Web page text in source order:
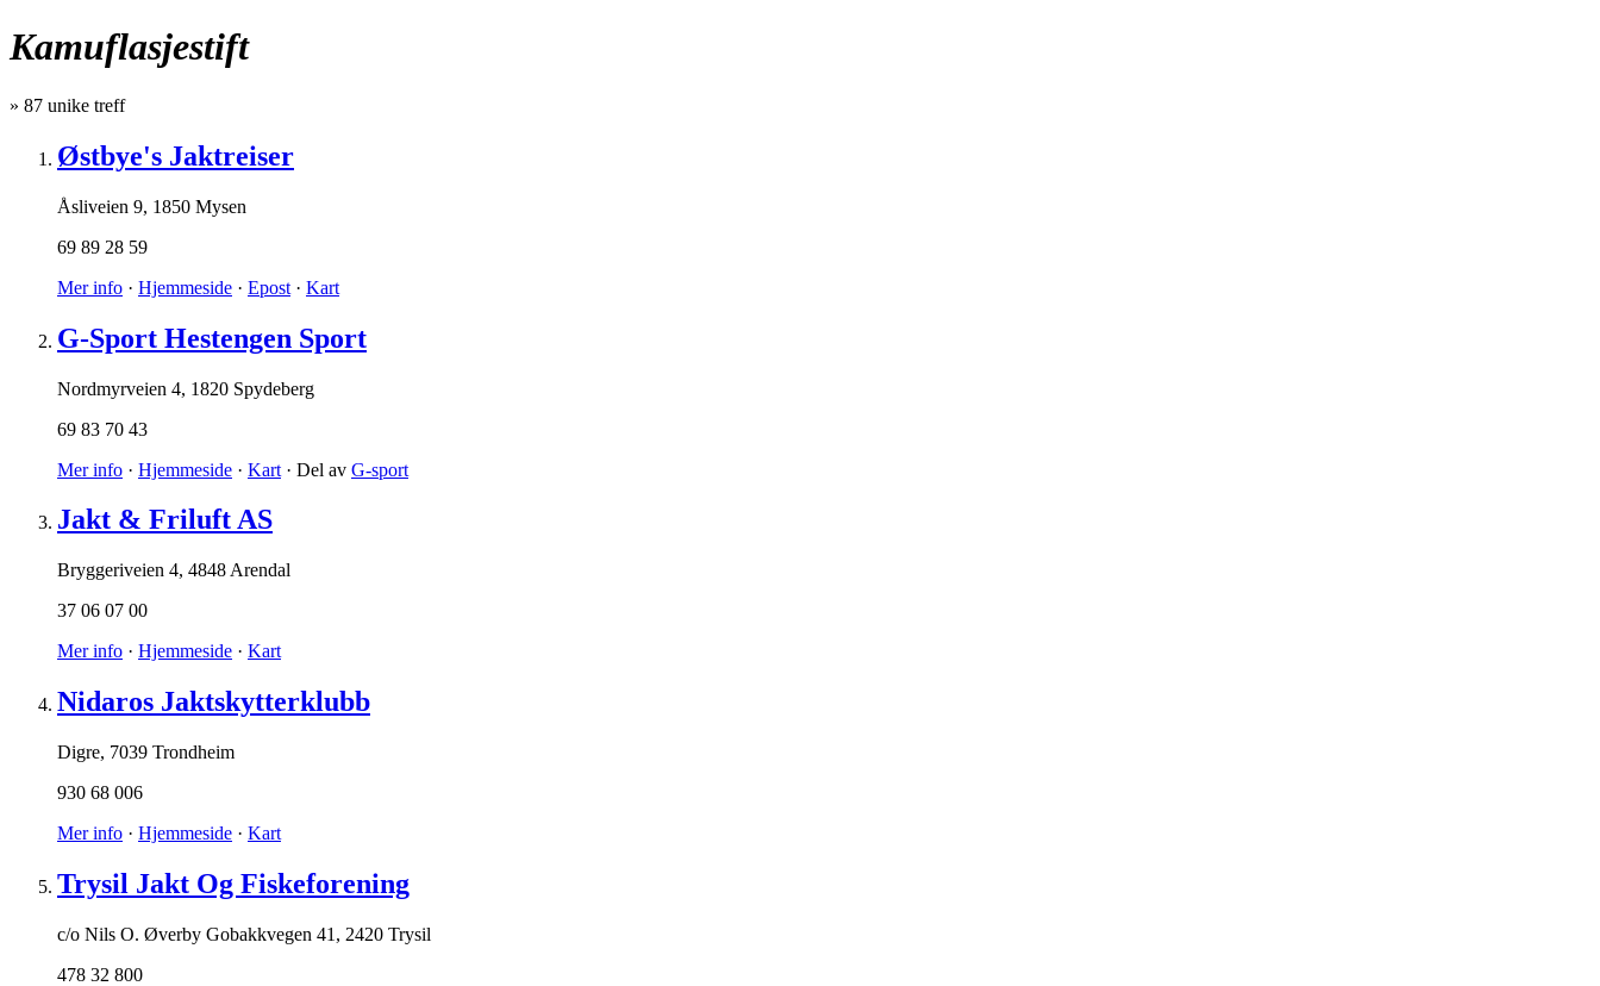
Kamuflasjestift
» 87 unike treff
Østbye's Jaktreiser
Åsliveien 9, 1850 Mysen
69 89 28 59
Mer info · Hjemmeside · Epost · Kart
G-Sport Hestengen Sport
Nordmyrveien 4, 1820 Spydeberg
69 83 70 43
Mer info · Hjemmeside · Kart · Del av G-sport
Jakt & Friluft AS
Bryggeriveien 4, 4848 Arendal
37 06 07 00
Mer info · Hjemmeside · Kart
Nidaros Jaktskytterklubb
Digre, 7039 Trondheim
930 68 006
Mer info · Hjemmeside · Kart
Trysil Jakt Og Fiskeforening
c/o Nils O. Øverby Gobakkvegen 41 , 2420 Trysil
478 32 800